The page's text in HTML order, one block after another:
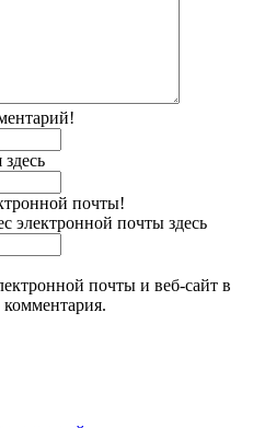
почты!
электронной почты здесь
почты и веб-сайт в
комментария.